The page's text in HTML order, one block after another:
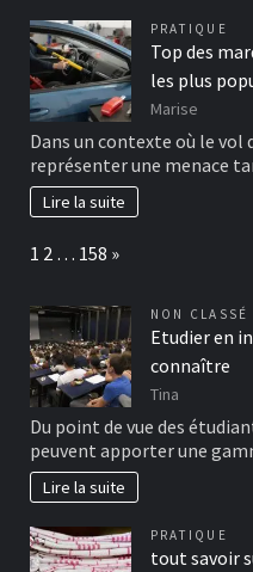
PRATIQUE
Top des
les plus
Marise
Dans un contexte où le vol
représenter une menace
Lire la suite
Page:
1 2 … 158 Next
»
NON CLASSÉ
Etudier en
connaître
Tina
Du point de vue des
peuvent apporter une
Lire la suite
PRATIQUE
tout savoir